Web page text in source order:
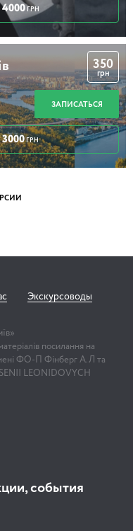
4000 ГРН
350
грн
ЗАПИСАТЬСЯ
3000 ГРН
Экскурсоводы
посилання на
ФО-П Фінберг А.Л та
LEONIDOVYCH
события